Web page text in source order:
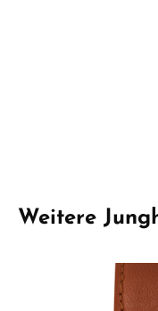
Produktgalerie
Weitere